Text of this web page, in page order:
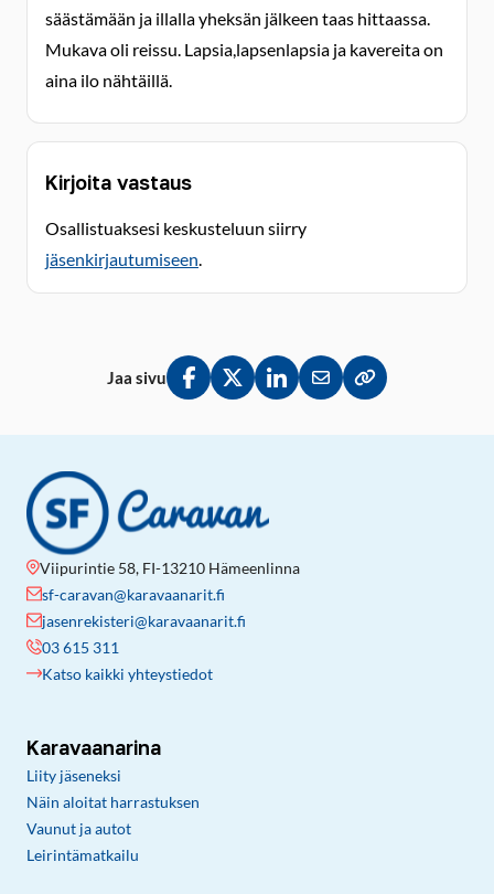
säästämään ja illalla yheksän jälkeen taas hittaassa.
Mukava oli reissu. Lapsia,lapsenlapsia ja kavereita on
aina ilo nähtäillä.
Kirjoita vastaus
Osallistuaksesi keskusteluun siirry
jäsenkirjautumiseen.
Jaa sivu
Jaa Facebookissa
Jaa Twitterissä
Jaa LinkedInissä
Jaa sähköpostitse
Kopioi linkki
Viipurintie 58, FI-13210 Hämeenlinna
sf-caravan@karavaanarit.fi
jasenrekisteri@karavaanarit.fi
03 615 311
Katso kaikki yhteystiedot
Karavaanarina
Liity jäseneksi
Näin aloitat harrastuksen
Vaunut ja autot
Leirintämatkailu